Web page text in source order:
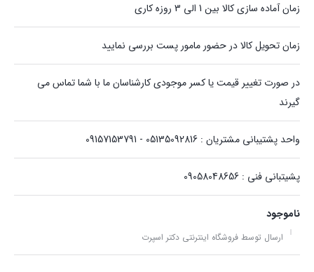
زمان آماده سازی کالا بین 1 الی 3 روزه کاری
زمان تحویل کالا در حضور مامور پست بررسی نمایید
در صورت تغییر قیمت یا کسر موجودی کارشناسان ما با شما تماس می
گیرند
واحد پشتیبانی مشتریان : 05135092816 - 09157153791
پشیتبانی فنی : 09058048656
ناموجود
ارسال توسط فروشگاه اینترنتی دکتر اسپرت